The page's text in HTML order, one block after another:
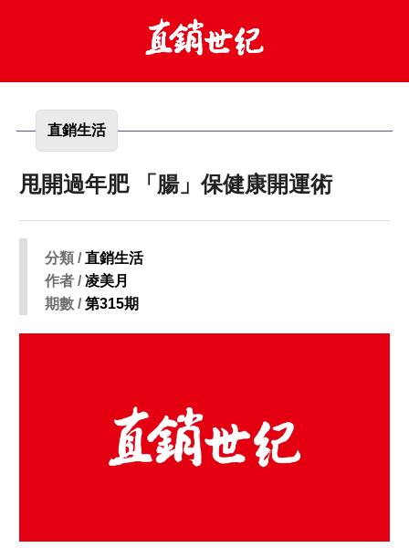
直銷生活
甩開過年肥 「腸」保健康開運術
分類 /直銷生活
作者 /凌美月
期數 /第315期